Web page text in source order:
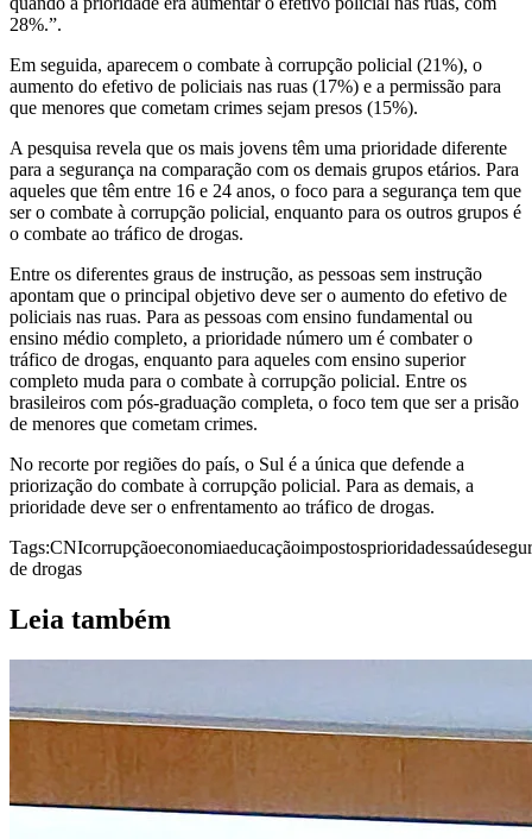
28%.”.
Em seguida, aparecem o combate à corrupção policial (21%), o
aumento do efetivo de policiais nas ruas (17%) e a permissão para
que menores que cometam crimes sejam presos (15%).
A pesquisa revela que os mais jovens têm uma prioridade diferente
para a segurança na comparação com os demais grupos etários. Para
aqueles que têm entre 16 e 24 anos, o foco para a segurança tem que
ser o combate à corrupção policial, enquanto para os outros grupos é
o combate ao tráfico de drogas.
Entre os diferentes graus de instrução, as pessoas sem instrução
apontam que o principal objetivo deve ser o aumento do efetivo de
policiais nas ruas. Para as pessoas com ensino fundamental ou
ensino médio completo, a prioridade número um é combater o
tráfico de drogas, enquanto para aqueles com ensino superior
completo muda para o combate à corrupção policial. Entre os
brasileiros com pós-graduação completa, o foco tem que ser a prisão
de menores que cometam crimes.
No recorte por regiões do país, o Sul é a única que defende a
priorização do combate à corrupção policial. Para as demais, a
prioridade deve ser o enfrentamento ao tráfico de drogas.
Tags:CNIcorrupçãoeconomiaeducaçãoimpostosprioridadessaúde
de drogas
Leia também